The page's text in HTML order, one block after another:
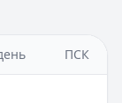
ПСК